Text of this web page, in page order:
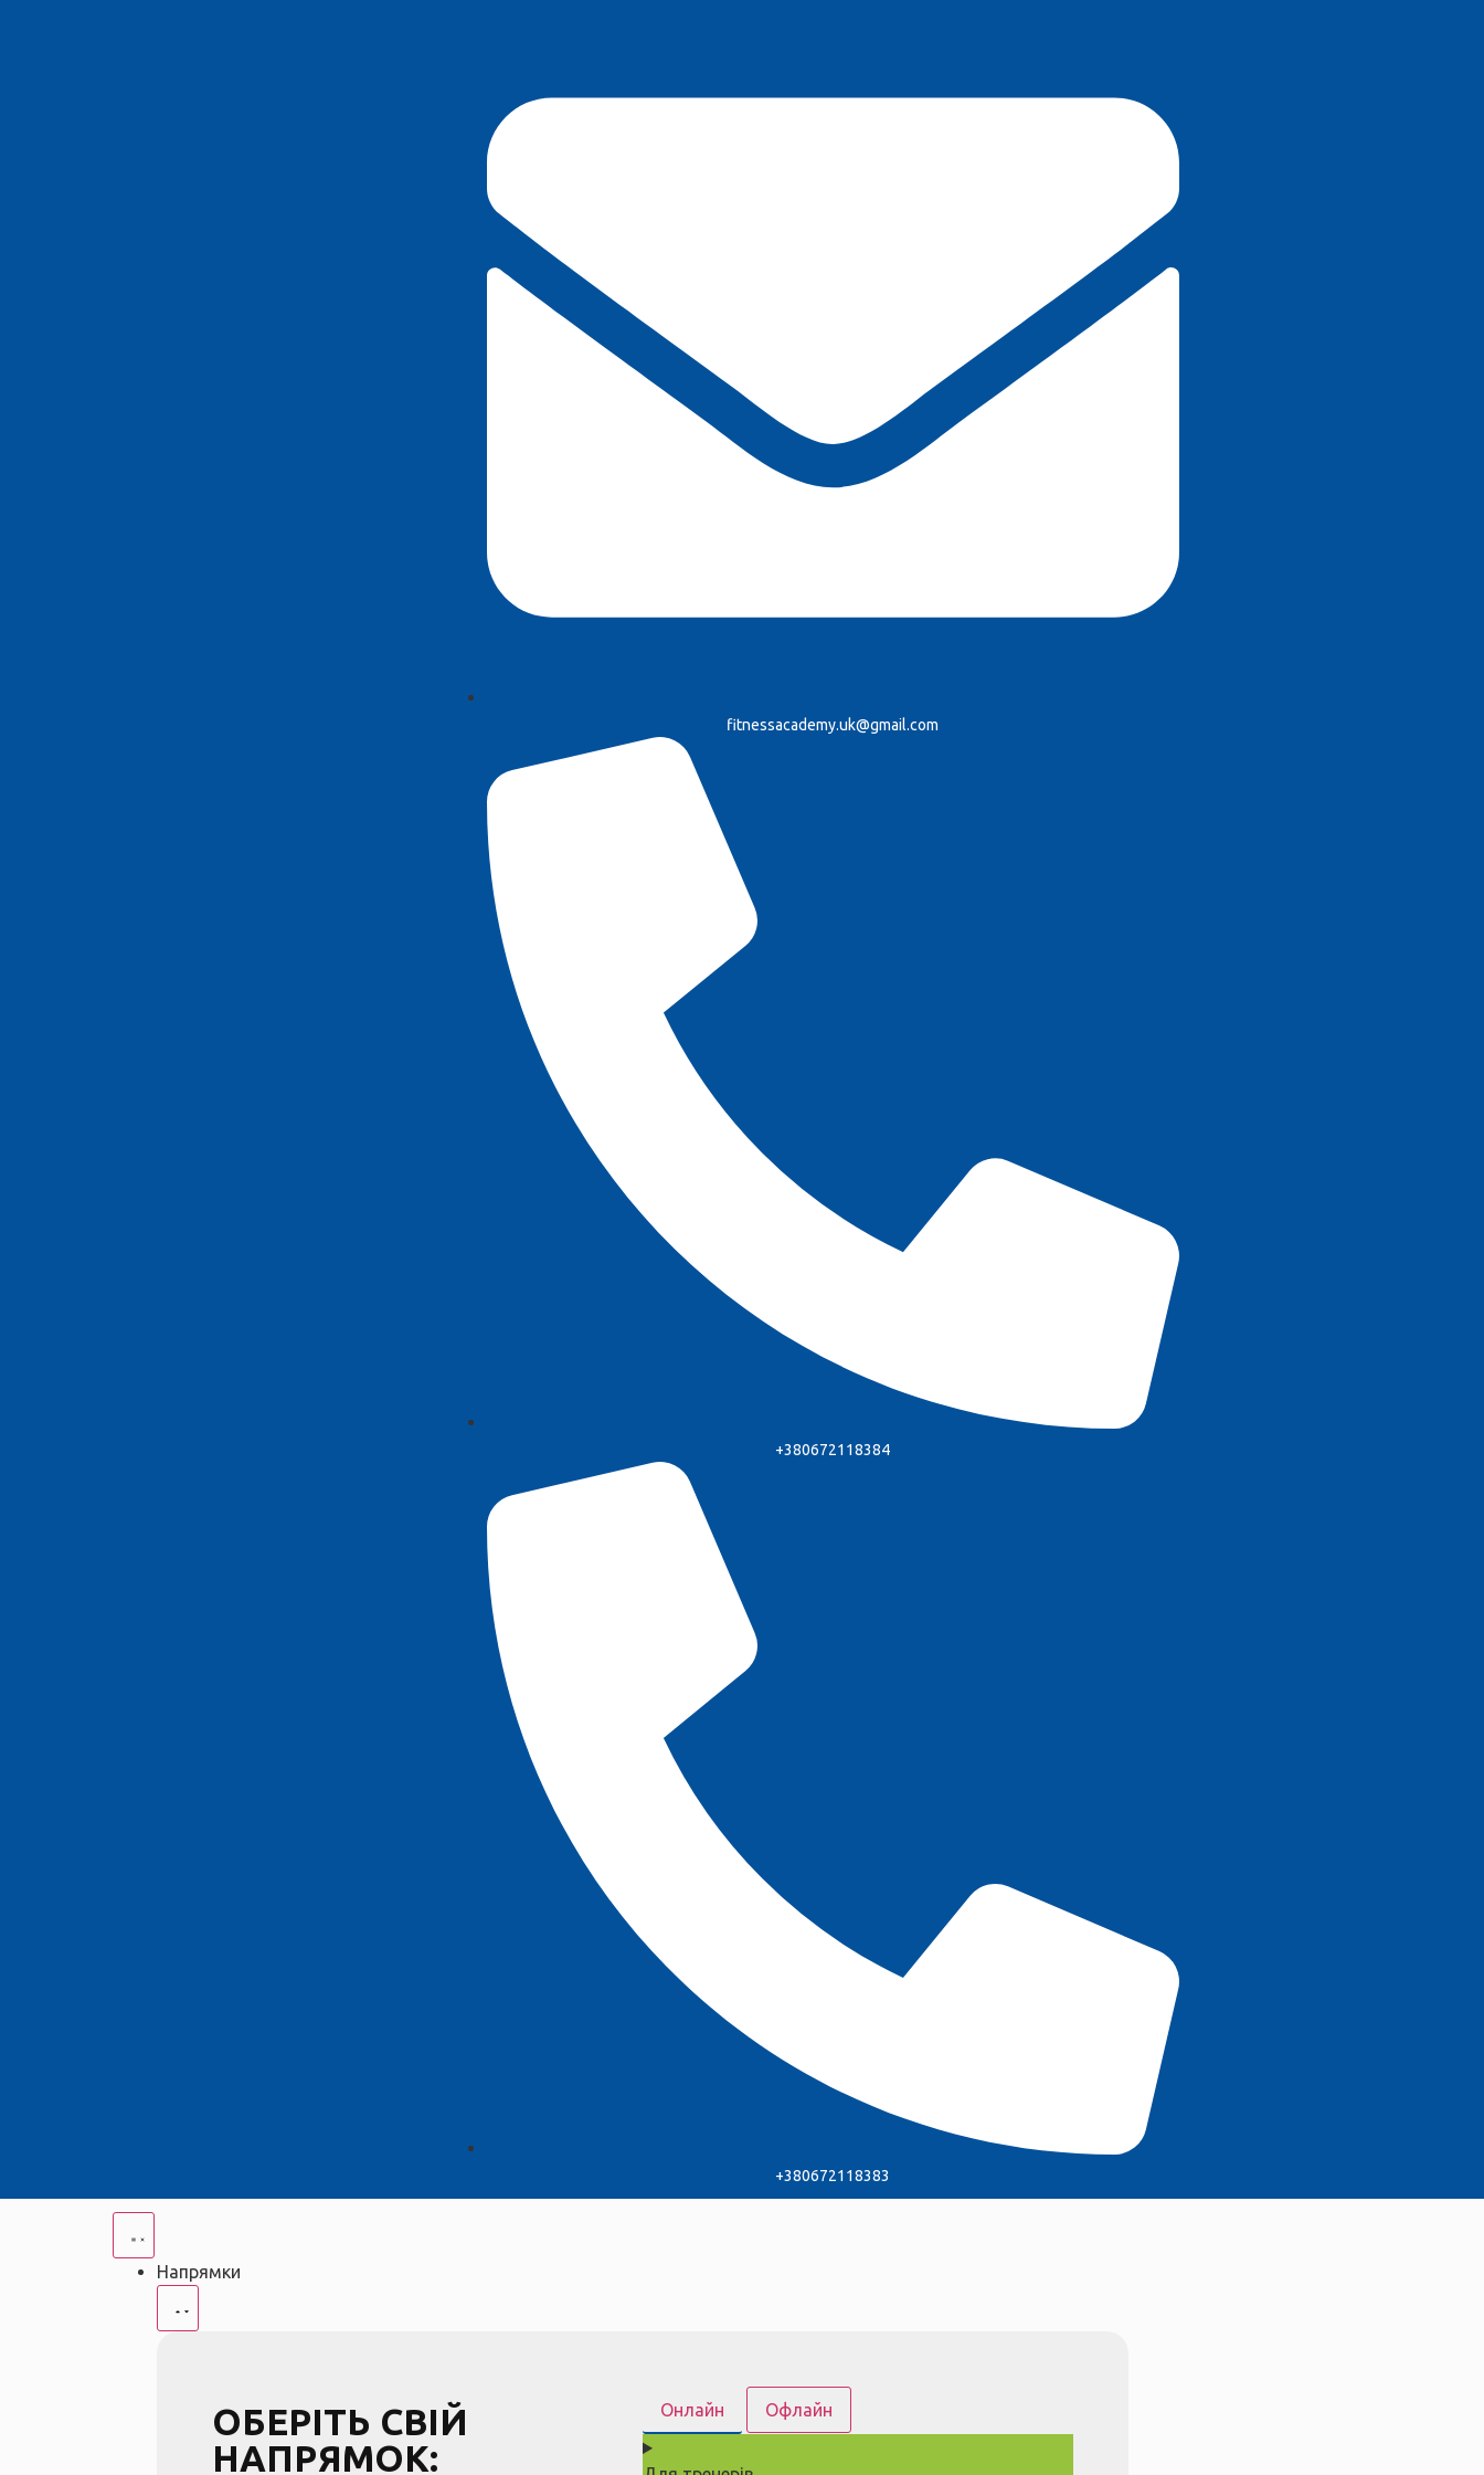
fitnessacademy.uk@gmail.com
+380672118384
+380672118383
Напрямки
ОБЕРІТЬ СВІЙ
НАПРЯМОК:
Онлайн Офлайн